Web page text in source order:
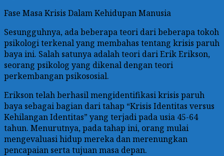
Fase Masa Krisis Dalam Kehidupan Manusia
Sesungguhnya, ada beberapa teori dari beberapa tokoh
psikologi terkenal yang membahas tentang krisis paruh
baya ini. Salah satunya adalah teori dari Erik Erikson,
seorang psikolog yang dikenal dengan teori
perkembangan psikososial.
Erikson telah berhasil mengidentifikasi krisis paruh
baya sebagai bagian dari tahap “Krisis Identitas versus
Kehilangan Identitas” yang terjadi pada usia 45-64
tahun. Menurutnya, pada tahap ini, orang mulai
mengevaluasi hidup mereka dan merenungkan
pencapaian serta tujuan masa depan.